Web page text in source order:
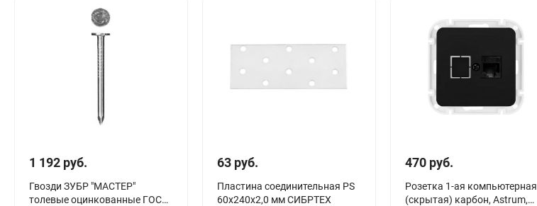
1 192 руб.
Гвозди ЗУБР "МАСТЕР"
толевые оцинкованные ГОСТ
63 руб.
Пластина соединительная PS
60x240х2,0 мм СИБРТЕХ
470 руб.
Розетка 1-ая компьютерная
(скрытая) карбон, Astrum,